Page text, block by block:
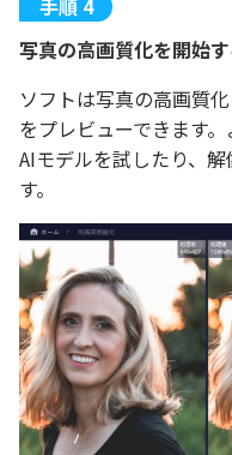
写真の高画質化を開始
ソフトは写真の高画質
をプレビューできます
AIモデルを試したり、
す。